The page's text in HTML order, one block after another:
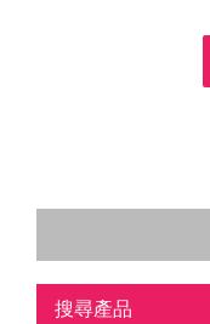
搜尋產品